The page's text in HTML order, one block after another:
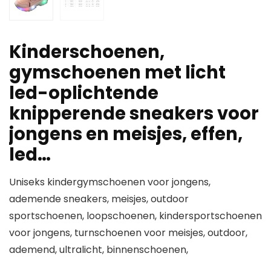
Kinderschoenen,
gymschoenen met licht
led-oplichtende
knipperende sneakers voor
jongens en meisjes, effen,
led…
Uniseks kindergymschoenen voor jongens,
ademende sneakers, meisjes, outdoor
sportschoenen, loopschoenen, kindersportschoenen
voor jongens, turnschoenen voor meisjes, outdoor,
ademend, ultralicht, binnenschoenen,